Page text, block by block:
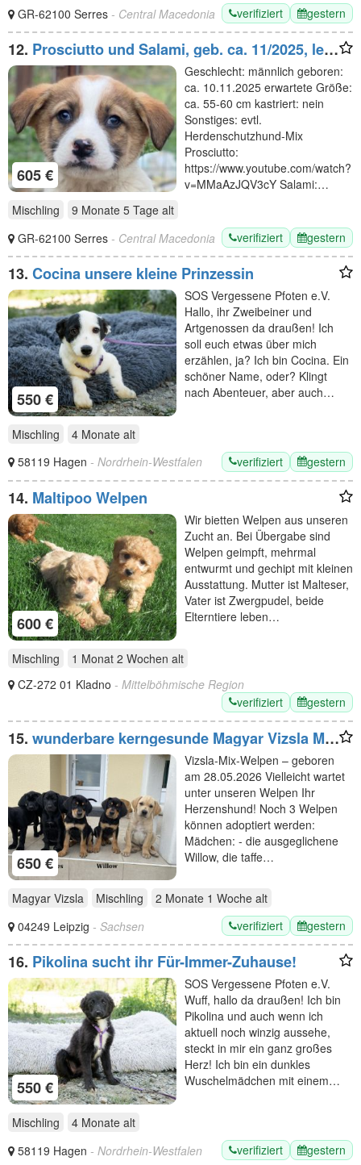
GR-62100 Serres - Central Macedonia verifiziert gestern
12. Prosciutto und Salami, geb. ca. 11/2025, lebt
in GRIECHENLAND, im städt. Tierheim Serres
605 €
Geschlecht: männlich geboren:
ca. 10.11.2025 erwartete Größe:
ca. 55-60 cm kastriert: nein
Sonstiges: evtl.
Herdenschutzhund-Mix
Prosciutto:
https://www.youtube.com/watch?
v=MMaAzJQV3cY Salami:…
Mischling
9 Monate 5 Tage alt
GR-62100 Serres - Central Macedonia verifiziert gestern
13. Cocina unsere kleine Prinzessin
550 €
SOS Vergessene Pfoten e.V.
Hallo, ihr Zweibeiner und
Artgenossen da draußen! Ich
soll euch etwas über mich
erzählen, ja? Ich bin Cocina. Ein
schöner Name, oder? Klingt
nach Abenteuer, aber auch…
Mischling 4 Monate alt
58119 Hagen - Nordrhein-Westfalen verifiziert gestern
14. Maltipoo Welpen
600 €
Wir bietten Welpen aus unseren
Zucht an. Bei Übergabe sind
Welpen geimpft, mehrmal
entwurmt und gechipt mit kleinen
Ausstattung. Mutter ist Malteser,
Vater ist Zwergpudel, beide
Elterntiere leben…
Mischling 1 Monat 2 Wochen alt
CZ-272 01 Kladno - Mittelböhmische Region
verifiziert
gestern
15. wunderbare kerngesunde Magyar Vizsla Mix
Welpen - perfekte Familienhunde
650 €
Vizsla-Mix-Welpen – geboren
am 28.05.2026 Vielleicht wartet
unter unseren Welpen Ihr
Herzenshund! Noch 3 Welpen
können adoptiert werden:
Mädchen: - die ausgeglichene
Willow, die taffe…
Magyar Vizsla Mischling 2 Monate 1 Woche alt
04249 Leipzig - Sachsen verifiziert gestern
16. Pikolina sucht ihr Für-Immer-Zuhause!
550 €
SOS Vergessene Pfoten e.V.
Wuff, hallo da draußen! Ich bin
Pikolina und auch wenn ich
aktuell noch winzig aussehe,
steckt in mir ein ganz großes
Herz! Ich bin ein dunkles
Wuschelmädchen mit einem…
Mischling 4 Monate alt
58119 Hagen - Nordrhein-Westfalen verifiziert gestern